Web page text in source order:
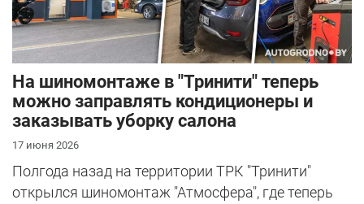
На шиномонтаже в "Тринити" теперь
можно заправлять кондиционеры и
заказывать уборку салона
17 июня 2026
Полгода назад на территории ТРК "Тринити"
открылся шиномонтаж "Атмосфера", где теперь